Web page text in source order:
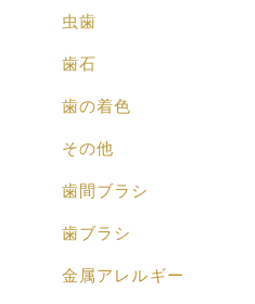
虫歯
歯石
歯の着色
その他
歯間ブラシ
歯ブラシ
金属アレルギー